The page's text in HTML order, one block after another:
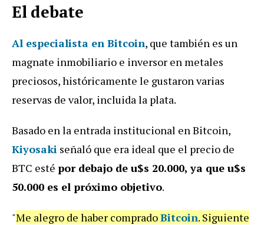
El debate
Al especialista en Bitcoin, que también es un
magnate inmobiliario e inversor en metales
preciosos, históricamente le gustaron varias
reservas de valor, incluida la plata.
Basado en la entrada institucional en Bitcoin,
Kiyosaki señaló que era ideal que el precio de
BTC esté por debajo de u$s 20.000, ya que u$s
50.000 es el próximo objetivo.
"Me alegro de haber compradoBitcoin. Siguiente